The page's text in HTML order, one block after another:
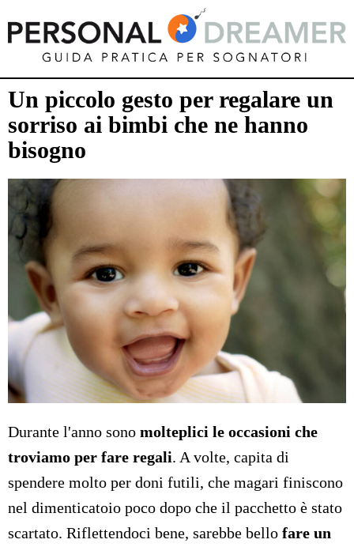
Un piccolo gesto per regalare un
sorriso ai bimbi che ne hanno
bisogno
Durante l'anno sono molteplici le occasioni che
troviamo per fare regali. A volte, capita di
spendere molto per doni futili, che magari finiscono
nel dimenticatoio poco dopo che il pacchetto è stato
scartato. Riflettendoci bene, sarebbe bello fare un